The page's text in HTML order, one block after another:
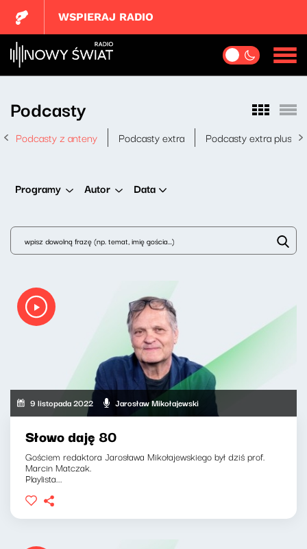
WSPIERAJ RADIO
Podcasty
Podcasty z anteny Podcasty extra Podcasty extra plus
Programy Autor Data
9 listopada 2022 Jarosław Mikołajewski
Słowo daję 80
Gościem redaktora Jarosława Mikołajewskiego był dziś prof.
Marcin Matczak.
Playlista...